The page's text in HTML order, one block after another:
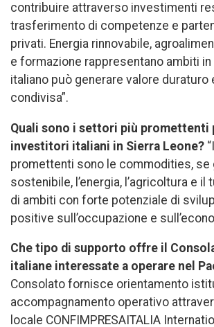
contribuire attraverso investimenti
trasferimento di competenze e
privati. Energia rinnovabile,
e formazione rappresentano ambiti
italiano può generare valore duraturo
condivisa”.
Quali sono i settori più promettenti
investitori italiani in Sierra Leone?
promettenti sono le commodities, se
sostenibile, l’energia, l’agricoltura e il
di ambiti con forte potenziale di
positive sull’occupazione e
Che tipo di supporto offre il
italiane interessate a operare nel
Consolato fornisce orientamento
accompagnamento operativo
locale CONFIMPRESAITALIA